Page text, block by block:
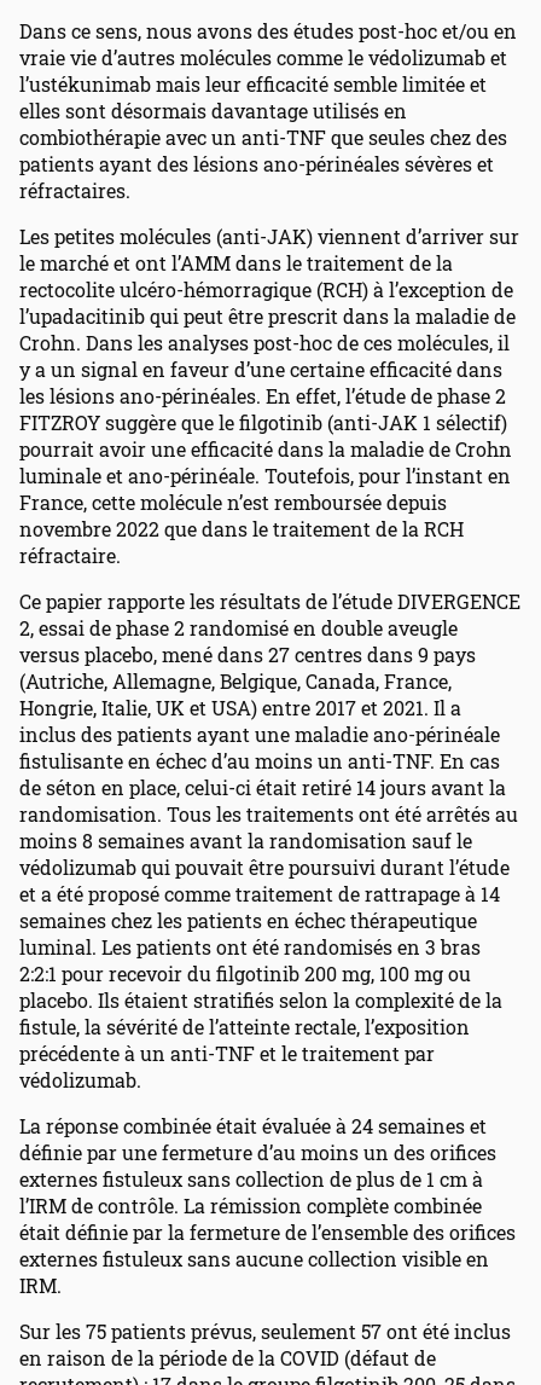
Dans ce sens, nous avons des études post-hoc et/ou en
vraie vie d’autres molécules comme le védolizumab et
l’ustékunimab mais leur efficacité semble limitée et
elles sont désormais davantage utilisés en
combiothérapie avec un anti-TNF que seules chez des
patients ayant des lésions ano-périnéales sévères et
réfractaires.
Les petites molécules (anti-JAK) viennent d’arriver sur
le marché et ont l’AMM dans le traitement de la
rectocolite ulcéro-hémorragique (RCH) à l’exception de
l’upadacitinib qui peut être prescrit dans la maladie de
Crohn. Dans les analyses post-hoc de ces molécules, il
y a un signal en faveur d’une certaine efficacité dans
les lésions ano-périnéales. En effet, l’étude de phase 2
FITZROY suggère que le filgotinib (anti-JAK 1 sélectif)
pourrait avoir une efficacité dans la maladie de Crohn
luminale et ano-périnéale. Toutefois, pour l’instant en
France, cette molécule n’est remboursée depuis
novembre 2022 que dans le traitement de la RCH
réfractaire.
Ce papier rapporte les résultats de l’étude DIVERGENCE
2, essai de phase 2 randomisé en double aveugle
versus placebo, mené dans 27 centres dans 9 pays
(Autriche, Allemagne, Belgique, Canada, France,
Hongrie, Italie, UK et USA) entre 2017 et 2021. Il a
inclus des patients ayant une maladie ano-périnéale
fistulisante en échec d’au moins un anti-TNF. En cas
de séton en place, celui-ci était retiré 14 jours avant la
randomisation. Tous les traitements ont été arrêtés au
moins 8 semaines avant la randomisation sauf le
védolizumab qui pouvait être poursuivi durant l’étude
et a été proposé comme traitement de rattrapage à 14
semaines chez les patients en échec thérapeutique
luminal. Les patients ont été randomisés en 3 bras
2:2:1 pour recevoir du filgotinib 200 mg, 100 mg ou
placebo. Ils étaient stratifiés selon la complexité de la
fistule, la sévérité de l’atteinte rectale, l’exposition
précédente à un anti-TNF et le traitement par
védolizumab.
La réponse combinée était évaluée à 24 semaines et
définie par une fermeture d’au moins un des orifices
externes fistuleux sans collection de plus de 1 cm à
l’IRM de contrôle. La rémission complète combinée
était définie par la fermeture de l’ensemble des orifices
externes fistuleux sans aucune collection visible en
IRM.
Sur les 75 patients prévus, seulement 57 ont été inclus
en raison de la période de la COVID (défaut de